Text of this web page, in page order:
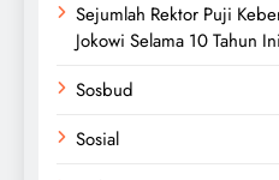
Sejumlah Rektor Puji
Jokowi Selama 10 Tahun Ini
Sosbud
Sosial